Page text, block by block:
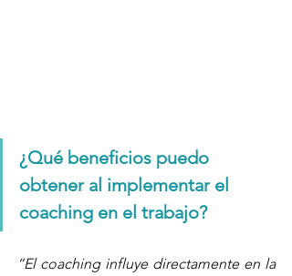
¿Qué beneficios puedo
obtener al implementar el
coaching en el trabajo?
“El coaching influye directamente en la